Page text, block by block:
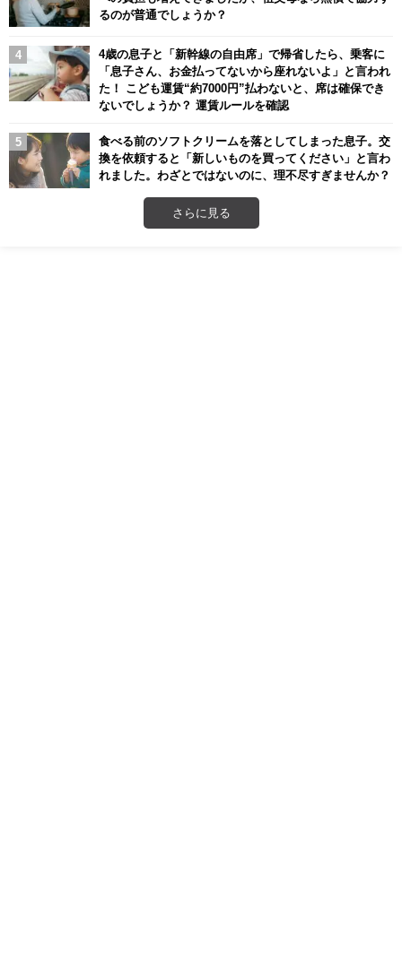
るのが普通でしょうか？
4歳の息子と「新幹線の自由席」で帰省したら、乗客に
「息子さん、お金払ってないから座れないよ」と言われ
た！ こども運賃“約7000円”払わないと、席は確保でき
ないでしょうか？ 運賃ルールを確認
食べる前のソフトクリームを落としてしまった息子。交
換を依頼すると「新しいものを買ってください」と言わ
れました。わざとではないのに、理不尽すぎませんか？
さらに見る